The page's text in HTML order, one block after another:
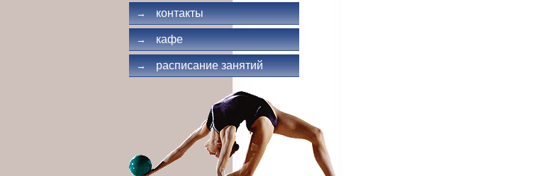
→ контакты
→ кафе
→ расписание занятий